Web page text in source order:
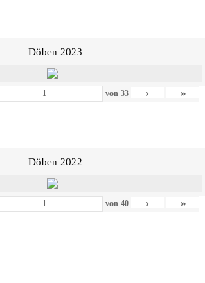
Döben 2023
von 33 › »
Döben 2022
von 40 › »